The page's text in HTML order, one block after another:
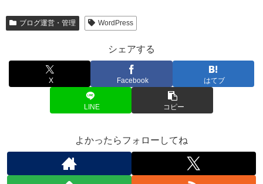
ブログ運営・管理 WordPress
シェアする
X Facebook はてブ
LINE コピー
よかったらフォローしてね